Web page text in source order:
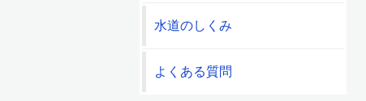
水道のしくみ
よくある質問